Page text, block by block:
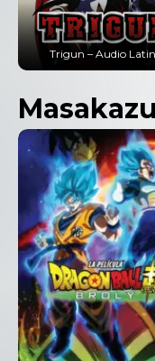
Trigun – Audio